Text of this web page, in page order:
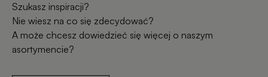
Szukasz inspiracji?
Nie wiesz na co się zdecydować?
A może chcesz dowiedzieć się więcej o naszym
asortymencie?